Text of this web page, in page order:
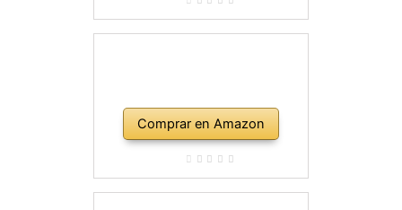
Comprar en Amazon